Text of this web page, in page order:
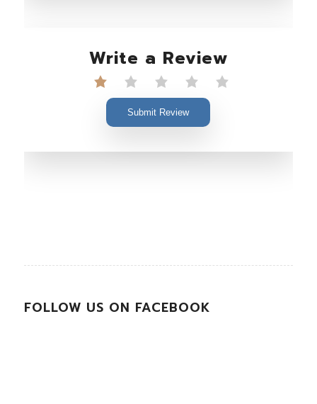
Write a Review
Submit Review
FOLLOW US ON FACEBOOK